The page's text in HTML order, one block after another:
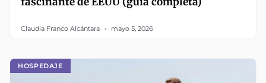
Claudia Franco Alcántara mayo 5, 2026
HOSPEDAJE